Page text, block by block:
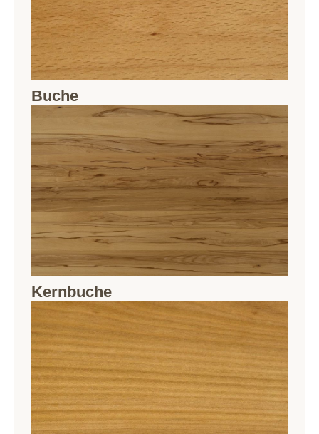
Buche
Kernbuche